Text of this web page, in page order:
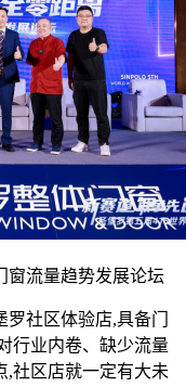
流量趋势发展论坛
社区体验店,具备门
行业内卷、缺少流量
,社区店就一定有大未